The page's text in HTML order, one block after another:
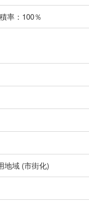
率：100％
地域 (市街化)